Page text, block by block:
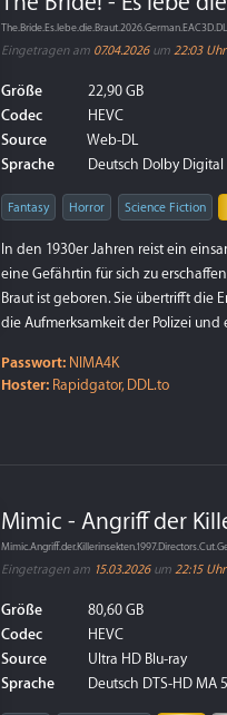
Eingetragen am 07.04.2026um 22:03 Uhr
Größe
22,90 GB
Codec
HEVC
Source
Web-DL
Sprache
Deutsch Dolby Digital
Fantasy Horror Science Fiction
In den 1930er Jahren reist ein
eine Gefährtin für sich zu
Braut ist geboren. Sie übertrifft die
die Aufmerksamkeit der Polizei
Passwort: NIMA4K
Hoster: Rapidgator, DDL.to
Mimic - Angriff der
Eingetragen am 15.03.2026um 22:15 Uhr
Größe
80,60 GB
Codec
HEVC
Source
Ultra HD Blu-ray
Sprache
Deutsch DTS-HD MA